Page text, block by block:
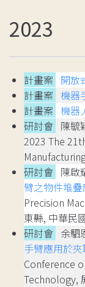
2023
計畫案 開放
計畫案 機器
計畫案 機器
研討會 陳毓
2023 The
研討會 陳啟
臂之物件堆疊
Precision
東縣, 中華民
研討會 余駟
手臂應用於
Conference
Technology,